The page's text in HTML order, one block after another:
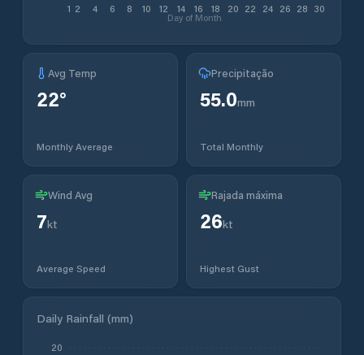
1 2 4 6 8 10 12 14 16 18 20 22 24 26 28 30
Day of Month
Avg Temp
22°
Monthly Average
Precipitação
55.0mm
Total Monthly
Wind Avg
7kt
Average Speed
Rajada máxima
26kt
Highest Gust
Daily Rainfall (mm)
20